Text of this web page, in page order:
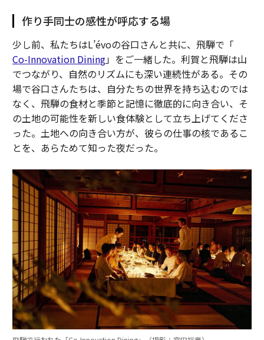
作り手同士の感性が呼応する場
少し前、私たちはL’évoの谷口さんと共に、飛騨で「
Co-Innovation Dining」をご一緒した。利賀と飛騨は山
でつながり、自然のリズムにも深い連続性がある。その
場で谷口さんたちは、自分たちの世界を持ち込むのでは
なく、飛騨の食材と季節と記憶に徹底的に向き合い、そ
の土地の可能性を新しい食体験として立ち上げてくださ
った。土地への向き合い方が、彼らの仕事の核であるこ
とを、あらためて知った夜だった。